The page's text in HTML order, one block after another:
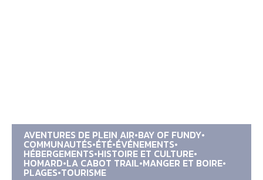
AVENTURES DE PLEIN AIR BAY OF FUNDY
COMMUNAUTÉS ÉTÉ ÉVÉNEMENTS
HÉBERGEMENTS HISTOIRE ET CULTURE
HOMARD LA CABOT TRAIL MANGER ET BOIRE
PLAGES TOURISME